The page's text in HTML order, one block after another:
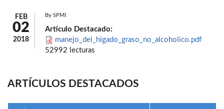
FEB
02
2018
By SPMI
Artículo Destacado:
manejo_del_higado_graso_no_alcoholico.pdf
52992 lecturas
ARTÍCULOS DESTACADOS